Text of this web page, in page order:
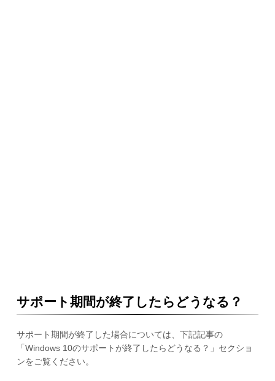
サポート期間が終了したらどうなる？
サポート期間が終了した場合については、下記記事の
「Windows 10のサポートが終了したらどうなる？」セクショ
ンをご覧ください。